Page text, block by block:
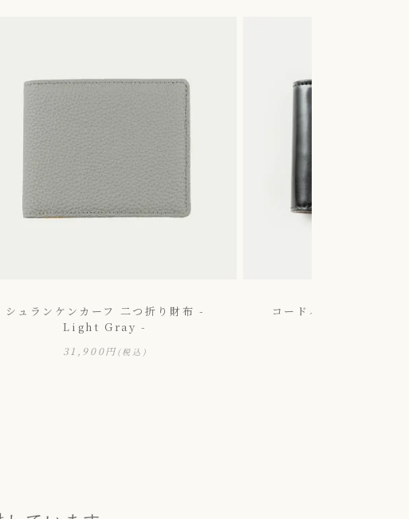
シュランケンカーフ 二つ折り財布 -
Light Gray -
31,900円 (税込)
コードバン 二つ折り